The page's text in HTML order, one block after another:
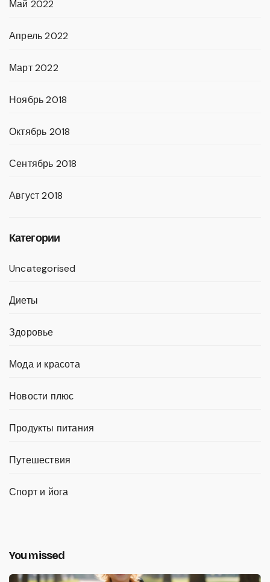
Май 2022
Апрель 2022
Март 2022
Ноябрь 2018
Октябрь 2018
Сентябрь 2018
Август 2018
Категории
Uncategorised
Диеты
Здоровье
Мода и красота
Новости плюс
Продукты питания
Путешествия
Спорт и йога
You missed